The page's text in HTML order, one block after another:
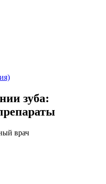
зуба:
врач